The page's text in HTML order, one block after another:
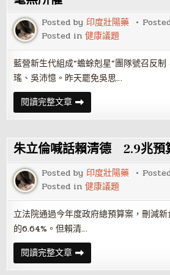
透
法
台
北
21
里
長
不
起
訴
Posted by 印度壯陽藥
Posted in健康議題
藍營新生代組成“蟾蜍剋星”團隊號召反
瑤、吳沛憶。昨天罷免吳思…
閱讀完整文章“地
動
刪
罷
免
海
嘯
來
了
綠
吳
思
瑤
稱
無
所
懼
朱立倫喊話賴清德 2.9兆預
Posted by 印度壯陽藥
Posted in健康議題
立法院通過今年度政府總預算案，刪減
的6.64%。但賴清…
閱讀完整文章朱
立
倫